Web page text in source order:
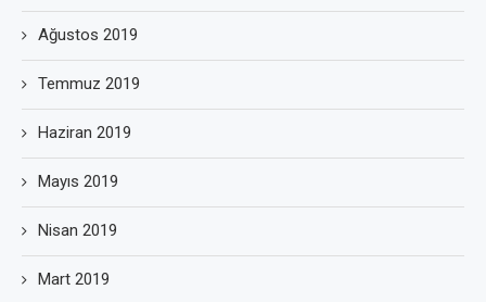
Ağustos 2019
Temmuz 2019
Haziran 2019
Mayıs 2019
Nisan 2019
Mart 2019